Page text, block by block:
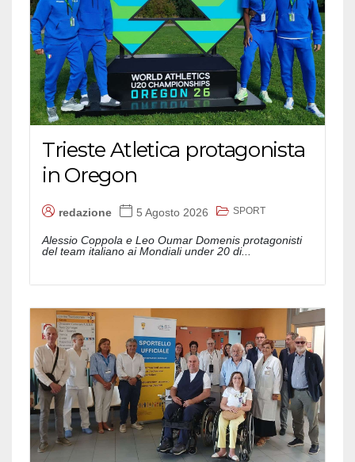
Trieste Atletica protagonista
in Oregon
redazione 5 Agosto 2026 SPORT
Alessio Coppola e Leo Oumar Domenis protagonisti
del team italiano ai Mondiali under 20 di...